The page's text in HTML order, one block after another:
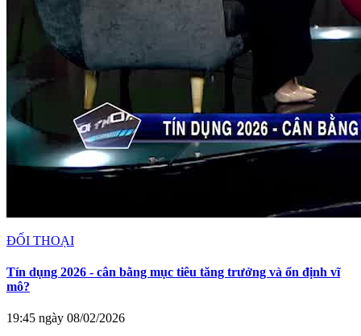
ĐỐI THOẠI
Tín dụng 2026 - cân bằng mục tiêu tăng trưởng và ổn định vĩ
mô?
19:45 ngày 08/02/2026